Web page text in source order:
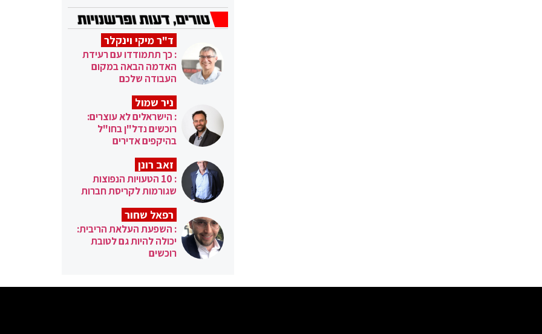
ד"ר מיקי וינקלר
: כך תתמודדו עם רעידת
האדמה הבאה במקום
העבודה שלכם
ניר שמול
: הישראלים לא עוצרים:
רוכשים נדל"ן בחו"ל
בהיקפים אדירים
זאב רונן
: 10 הטעויות הנפוצות
שגורמות לקריסת חברות
רפאל שחור
: השפעת העלאת הריבית:
יכולה להיות גם לטובת
רוכשים